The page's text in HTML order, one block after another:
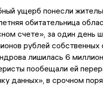
ущерб понесли
обитательница
счете», за один день
рублей
лишилась 6
пообещали ей
данных», в срочном